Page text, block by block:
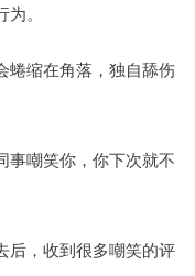
。
蜷缩在角落，独自舔伤
事嘲笑你，你下次就不
后，收到很多嘲笑的评